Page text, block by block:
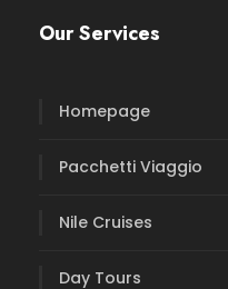
Our Services
Homepage
Pacchetti Viaggio
Nile Cruises
Day Tours